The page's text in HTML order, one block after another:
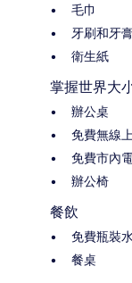
毛巾
牙刷和牙
衛生紙
掌握世界大
辦公桌
免費無線
免費市內
辦公椅
餐飲
免費瓶裝
餐桌